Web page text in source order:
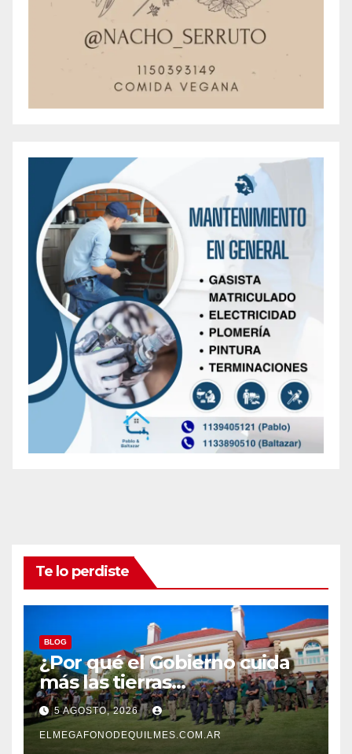
Te lo perdiste
BLOG
¿Por qué el Gobierno cuida
más las tierras
extranjerizadas que el
patrimonio de todos los
argentinos?
5 AGOSTO, 2026
ELMEGAFONODEQUILMES.COM.AR